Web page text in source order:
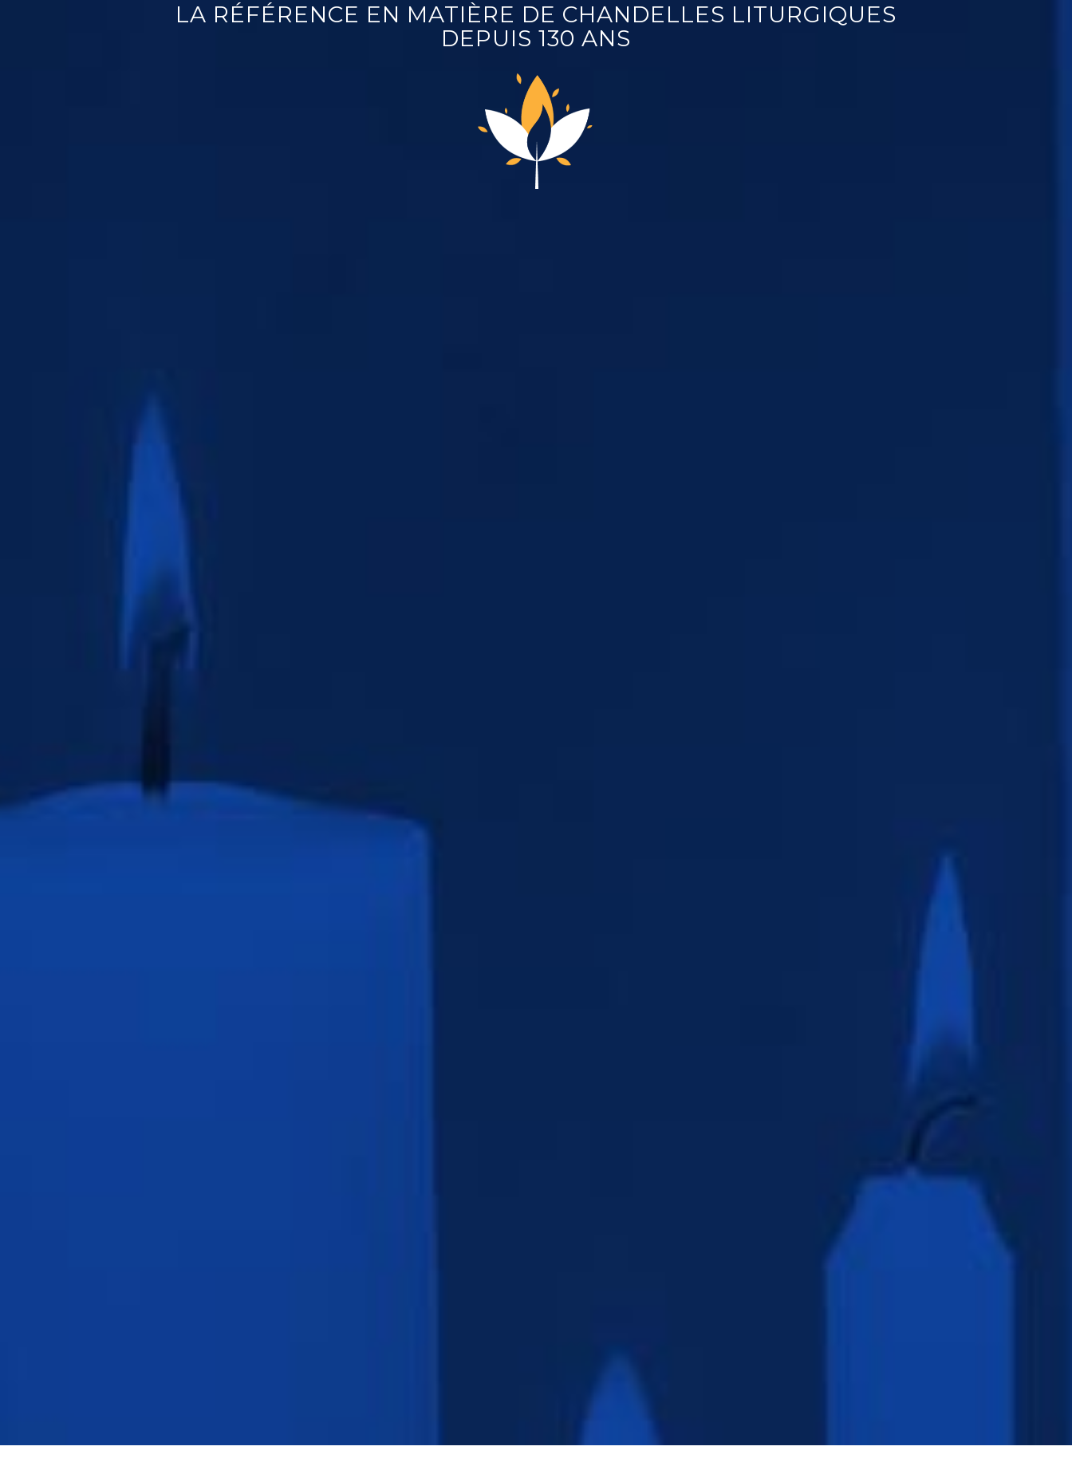
LA RÉFÉRENCE EN MATIÈRE DE CHANDELLES LITURGIQUES
DEPUIS 130 ANS